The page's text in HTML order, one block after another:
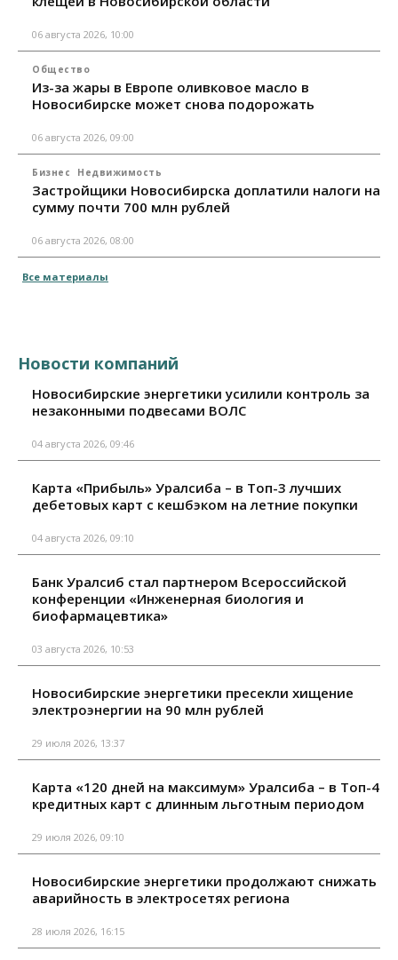
06 августа 2026, 10:00
Общество
Из-за жары в Европе оливковое масло в
Новосибирске может снова подорожать
06 августа 2026, 09:00
Бизнес Недвижимость
Застройщики Новосибирска доплатили налоги на
сумму почти 700 млн рублей
06 августа 2026, 08:00
Все материалы
Новости компаний
Новосибирские энергетики усилили контроль за
незаконными подвесами ВОЛС
04 августа 2026, 09:46
Карта «Прибыль» Уралсиба – в Топ-3 лучших
дебетовых карт с кешбэком на летние покупки
04 августа 2026, 09:10
Банк Уралсиб стал партнером Всероссийской
конференции «Инженерная биология и
биофармацевтика»
03 августа 2026, 10:53
Новосибирские энергетики пресекли хищение
электроэнергии на 90 млн рублей
29 июля 2026, 13:37
Карта «120 дней на максимум» Уралсиба – в Топ-4
кредитных карт с длинным льготным периодом
29 июля 2026, 09:10
Новосибирские энергетики продолжают снижать
аварийность в электросетях региона
28 июля 2026, 16:15